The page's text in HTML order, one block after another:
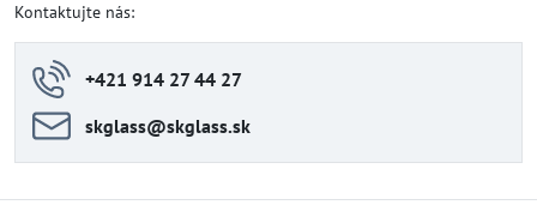
Kontaktujte nás:
+421 914 27 44 27
skglass​@skglass​.sk